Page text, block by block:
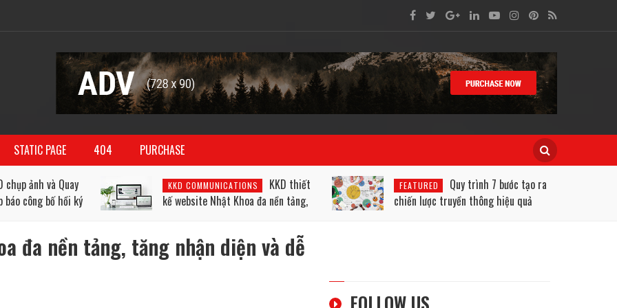
STATIC PAGE 404 PURCHASE
ký
KKD COMMUNICATIONS
KKD thiết
kế website Nhật Khoa đa nền tảng,
FEATURED
Quy trình 7 bước tạo ra
chiến lược truyền thông hiệu quả
đa nền tảng, tăng nhận diện và dễ